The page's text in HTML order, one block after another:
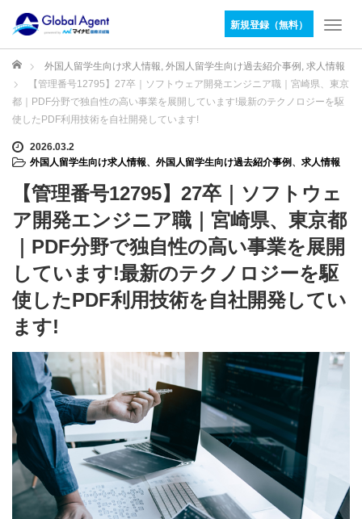
新規登録（無料）
T
g
g
v
g
a
t
i
o
n
ホーム 外国人留学生向け求人情報, 外国人留学生向け過去紹介事例 , 求人情報
【管理番号12795】27卒｜ソフトウェア開発エンジニア職｜宮崎県、東京
都｜PDF分野で独自性の高い事業を展開しています!最新のテクノロジーを駆
使したPDF利用技術を自社開発しています!
2026.03.2
外国人留学生向け求人情報、 外国人留学生向け過去紹介事例 、 求人情報
【管理番号12795】27卒｜ソフトウェ
ア開発エンジニア職｜宮崎県、東京都
｜PDF分野で独自性の高い事業を展開
しています!最新のテクノロジーを駆
使したPDF利用技術を自社開発してい
ます!